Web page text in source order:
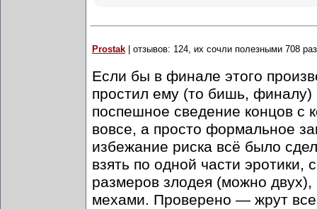
Prostak | отзывов: 124, их сочли полезными 708 раз
Если бы в финале этого
простил ему (то бишь,
поспешное сведение концов с
вовсе, а просто формальное
избежание риска всё было
взять по одной части эротики,
размеров злодея (можно двух),
мехами. Проверено — жрут